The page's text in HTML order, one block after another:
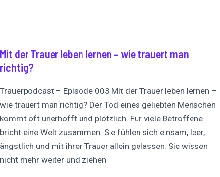
Mit der Trauer leben lernen – wie trauert man
richtig?
Trauerpodcast – Episode 003 Mit der Trauer leben lernen –
wie trauert man richtig? Der Tod eines geliebten Menschen
kommt oft unerhofft und plötzlich. Für viele Betroffene
bricht eine Welt zusammen. Sie fühlen sich einsam, leer,
ängstlich und mit ihrer Trauer allein gelassen. Sie wissen
nicht mehr weiter und ziehen